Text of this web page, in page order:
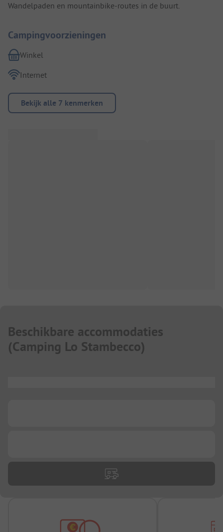
Wandelpaden en mountainbike-routes in de buurt.
Campingvoorzieningen
Winkel
Internet
Bekijk alle 7 kenmerken
Beschikbare accommodaties
(Camping Lo Stambecco)